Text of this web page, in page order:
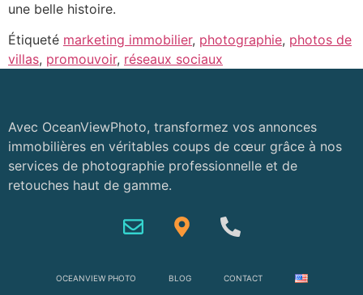
une belle histoire.
Étiqueté marketing immobilier, photographie, photos de
villas, promouvoir, réseaux sociaux
Avec OceanViewPhoto, transformez vos annonces
immobilières en véritables coups de cœur grâce à nos
services de photographie professionnelle et de
retouches haut de gamme.
OCEANVIEW PHOTO BLOG CONTACT